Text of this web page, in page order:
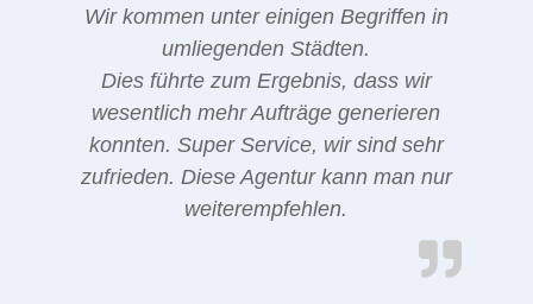
Wir kommen unter einigen Begriffen in
umliegenden Städten.
Dies führte zum Ergebnis, dass wir
wesentlich mehr Aufträge generieren
konnten. Super Service, wir sind sehr
zufrieden. Diese Agentur kann man nur
weiterempfehlen.